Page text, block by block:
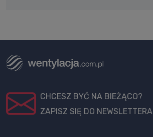
CHCESZ BYĆ NA BIEŻĄCO?
ZAPISZ SIĘ DO NEWSLETTERA